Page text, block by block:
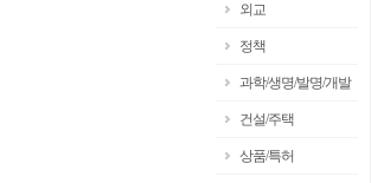
외교
정책
과학/생명/발명/개발
건설/주택
상품/특허